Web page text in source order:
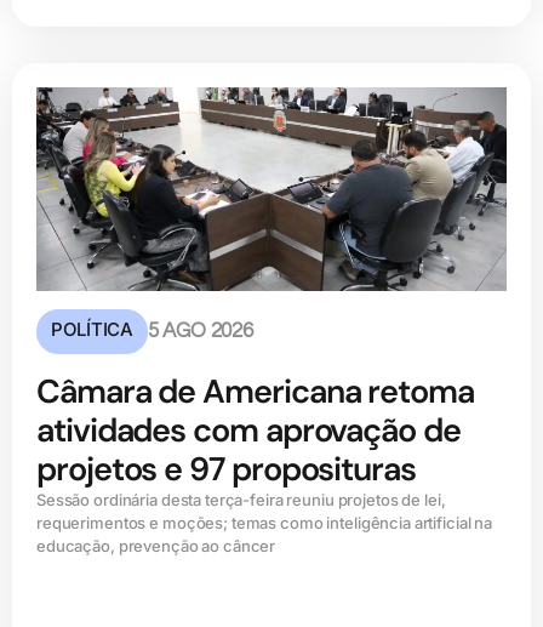
POLÍTICA 5 AGO 2026
Câmara de Americana retoma
atividades com aprovação de
projetos e 97 proposituras
Sessão ordinária desta terça-feira reuniu projetos de lei,
requerimentos e moções; temas como inteligência artificial na
educação, prevenção ao câncer